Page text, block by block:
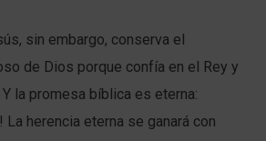
sin embargo, conserva el
de Dios porque confía en el Rey y
la promesa bíblica es eterna:
La herencia eterna se ganará con